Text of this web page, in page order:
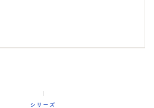
シリーズ